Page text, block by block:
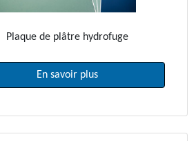
Plaque de plâtre hydrofuge
En savoir plus